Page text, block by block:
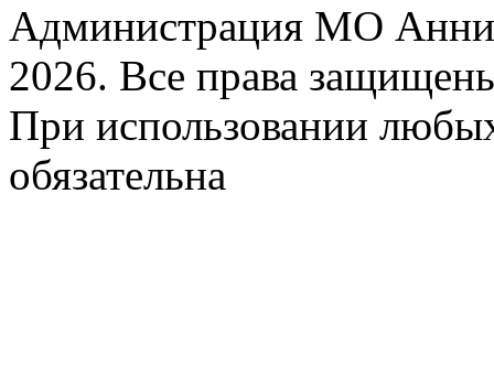
Администрация МО
2026. Все права
При использовании
обязательна